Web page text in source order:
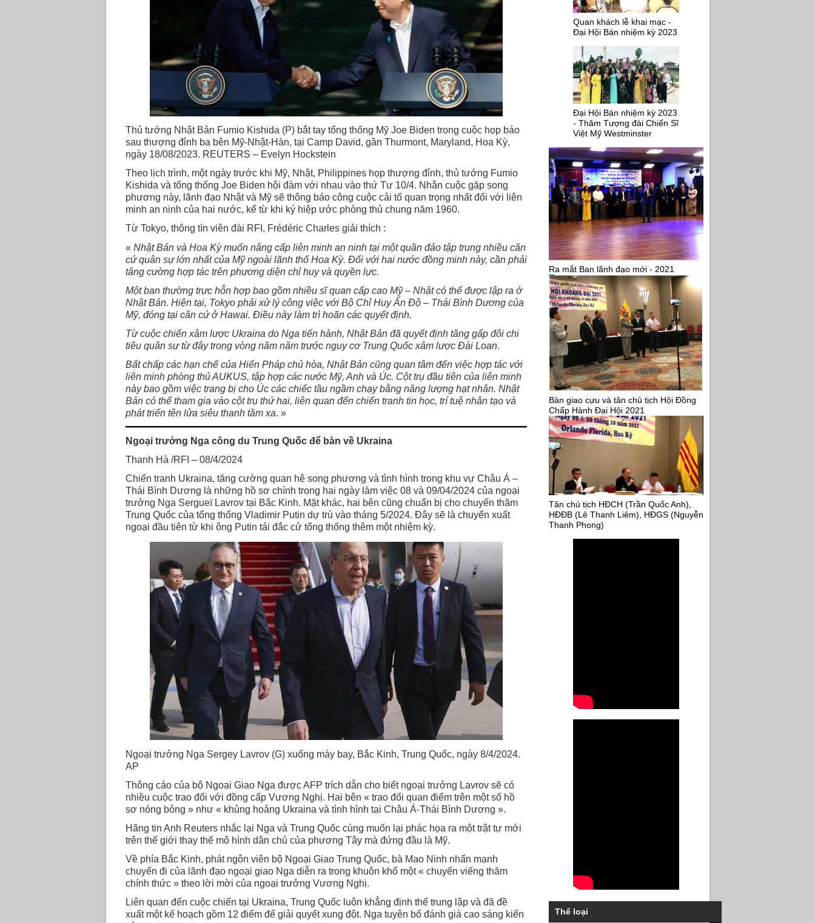
Thủ tướng Nhật Bản Fumio Kishida (P) bắt tay tổng thống Mỹ Joe Biden trong cuộc họp báo
sau thượng đỉnh ba bên Mỹ-Nhật-Hàn, tại Camp David, gần Thurmont, Maryland, Hoa Kỳ,
ngày 18/08/2023. REUTERS – Evelyn Hockstein
Theo lịch trình, một ngày trước khi Mỹ, Nhật, Philippines họp thượng đỉnh, thủ tướng Fumio
Kishida và tổng thống Joe Biden hội đàm với nhau vào thứ Tư 10/4. Nhân cuộc gặp song
phương này, lãnh đạo Nhật và Mỹ sẽ thông báo công cuộc cải tổ quan trọng nhất đối với liên
minh an ninh của hai nước, kể từ khi ký hiệp ước phòng thủ chung năm 1960.
Từ Tokyo, thông tín viên đài RFI, Frédéric Charles giải thích :
« Nhật Bản và Hoa Kỳ muốn nâng cấp liên minh an ninh tại một quần đảo tập trung nhiều căn
cứ quân sự lớn nhất của Mỹ ngoài lãnh thổ Hoa Kỳ. Đối với hai nước đồng minh này, cần phải
tăng cường hợp tác trên phương diện chỉ huy và quyền lực.
Một ban thường trực hỗn hợp bao gồm nhiều sĩ quan cấp cao Mỹ – Nhật có thể được lập ra ở
Nhật Bản. Hiện tại, Tokyo phải xử lý công việc với Bộ Chỉ Huy Ấn Độ – Thái Bình Dương của
Mỹ, đóng tại căn cứ ở Hawai. Điều này làm trì hoãn các quyết định.
Từ cuộc chiến xâm lược Ukraina do Nga tiến hành, Nhật Bản đã quyết định tăng gấp đôi chi
tiêu quân sự từ đây trong vòng năm năm trước nguy cơ Trung Quốc xâm lược Đài Loan.
Bất chấp các hạn chế của Hiến Pháp chủ hòa, Nhật Bản cũng quan tâm đến việc hợp tác với
liên minh phòng thủ AUKUS, tập hợp các nước Mỹ, Anh và Úc. Cột trụ đầu tiên của liên minh
này bao gồm việc trang bị cho Úc các chiếc tầu ngầm chạy bằng năng lượng hạt nhân. Nhật
Bản có thể tham gia vào cột trụ thứ hai, liên quan đến chiến tranh tin học, trí tuệ nhân tạo và
phát triển tên lửa siêu thanh tầm xa. »
Ngoại trưởng Nga công du Trung Quốc để bàn về Ukraina
Thanh Hà /RFI – 08/4/2024
Chiến tranh Ukraina, tăng cường quan hệ song phương và tình hình trong khu vự Châu Á –
Thái Bình Dương là những hồ sơ chính trong hai ngày làm việc 08 và 09/04/2024 của ngoại
trưởng Nga Sergueï Lavrov tại Bắc Kinh. Mặt khác, hai bên cũng chuẩn bị cho chuyến thăm
Trung Quốc của tổng thống Vladimir Putin dự trù vào tháng 5/2024. Đây sẽ là chuyến xuất
ngoại đầu tiên từ khi ông Putin tái đắc cử tổng thống thêm một nhiệm kỳ.
Ngoại trưởng Nga Sergey Lavrov (G) xuống máy bay, Bắc Kinh, Trung Quốc, ngày 8/4/2024.
AP
Thông cáo của bộ Ngoại Giao Nga được AFP trích dẫn cho biết ngoại trưởng Lavrov sẽ có
nhiều cuộc trao đổi với đồng cấp Vương Nghị. Hai bên « trao đổi quan điểm trên một số hồ
sơ nóng bỏng » như « khủng hoảng Ukraina và tình hình tại Châu Á-Thái Bình Dương ».
Hãng tin Anh Reuters nhắc lại Nga và Trung Quốc cùng muốn lại phác họa ra một trật tự mới
trên thế giới thay thế mô hình dân chủ của phương Tây mà đứng đầu là Mỹ.
Về phía Bắc Kinh, phát ngôn viên bộ Ngoại Giao Trung Quốc, bà Mao Ninh nhấn mạnh
chuyến đi của lãnh đạo ngoại giao Nga diễn ra trong khuôn khổ một « chuyến viếng thăm
chính thức » theo lời mời của ngoại trưởng Vương Nghị.
Liên quan đến cuộc chiến tại Ukraina, Trung Quốc luôn khẳng định thế trung lập và đã đề
xuất một kế hoạch gồm 12 điểm để giải quyết xung đột. Nga tuyên bố đánh giá cao sáng kiến
Quan khách lễ khai mạc -
Đại Hội Bán nhiệm kỳ 2023
Đại Hội Bán nhiệm kỳ 2023
- Thăm Tượng đài Chiến Sĩ
Việt Mỹ Westminster
Ra mắt Ban lãnh đạo mới - 2021
Bàn giao cựu và tân chủ tịch Hội Đồng
Chấp Hành Đại Hội 2021
Tân chủ tịch HĐCH (Trần Quốc Anh),
HĐĐB (Lê Thanh Liêm), HĐGS (Nguyễn
Thanh Phong)
Thể loại